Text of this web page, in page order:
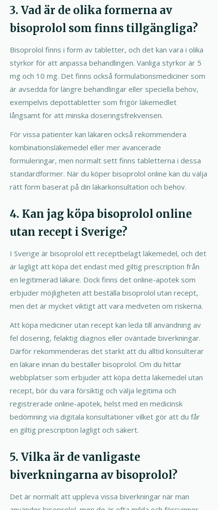
3. Vad är de olika formerna av
bisoprolol som finns tillgängliga?
Bisoprolol finns i form av tabletter, och det kan vara i olika
styrkor för att anpassa behandlingen. Vanliga styrkor är 5
mg och 10 mg. Det finns också formulationsmediciner som
är avsedda för längre behandlingar eller speciella behov,
exempelvis depottabletter som frigör läkemedlet
långsamt för att minska doseringsfrekvensen.
För vissa patienter kan läkaren också rekommendera
kombinationsläkemedel eller mer avancerade
formuleringar, men normalt sett finns tabletterna i dessa
standardformer. När du köper bisoprolol online kan du välja
rätt form baserat på din läkarkonsultation och behov.
4. Kan jag köpa bisoprolol online
utan recept i Sverige?
I Sverige är bisoprolol ett receptbelagt läkemedel, och det
är lagligt att köpa det endast med giltig prescription från
en legitimerad läkare. Dock finns det online-apotek som
erbjuder möjligheten att beställa bisoprolol utan recept,
men det är mycket viktigt att vara medveten om riskerna.
Att köpa mediciner utan recept kan leda till användning av
fel dosering, felaktig diagnos eller oväntade biverkningar.
Därför rekommenderas det starkt att du alltid konsulterar
en läkare innan du beställer bisoprolol. Om du hittar
webbplatser som erbjuder att köpa detta läkemedel utan
recept, bör du vara försiktig och välja legitima och
registrerade online-apotek, helst med en medicinsk
bedömning via digitala konsultationer vilket gör att du får
en giltig prescription lagligt och säkert.
5. Vilka är de vanligaste
biverkningarna av bisoprolol?
Det är normalt att uppleva vissa biverkningar när man